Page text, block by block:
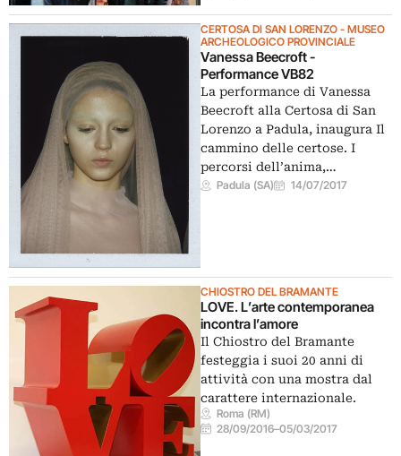
CERTOSA DI SAN LORENZO - MUSEO
ARCHEOLOGICO PROVINCIALE
Vanessa Beecroft -
Performance VB82
La performance di Vanessa
Beecroft alla Certosa di San
Lorenzo a Padula, inaugura Il
cammino delle certose. I
percorsi dell’anima,…
Padula (SA) 14/07/2017
CHIOSTRO DEL BRAMANTE
LOVE. L’arte contemporanea
incontra l’amore
Il Chiostro del Bramante
festeggia i suoi 20 anni di
attività con una mostra dal
carattere internazionale.
Roma (RM)
28/09/2016–05/03/2017